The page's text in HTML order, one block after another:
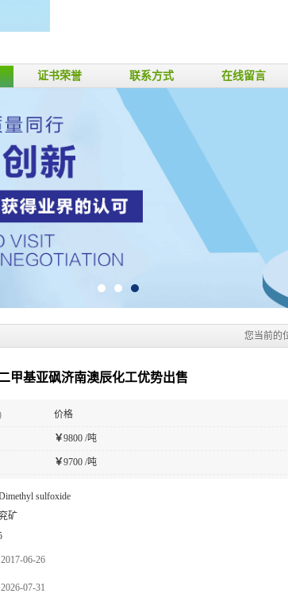
证书荣誉 联系方式 在线留言
您当前的
甲基亚砜济南澳辰化工优势出售
价格
￥9800 /吨
￥9700 /吨
sulfoxide
矿
2017-06-26
2026-07-31